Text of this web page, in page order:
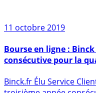
11 octobre 2019
consécutive pour la